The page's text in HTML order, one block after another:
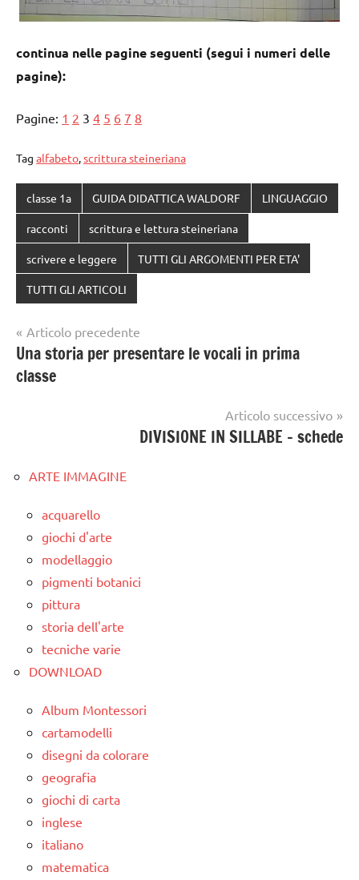
continua nelle pagine seguenti (segui i numeri delle
pagine):
Pagine: 1 2 3 4 5 6 7 8
Tag alfabeto,scrittura steineriana
classe 1a GUIDA DIDATTICA WALDORF LINGUAGGIO
racconti scrittura e lettura steineriana
scrivere e leggere TUTTI GLI ARGOMENTI PER ETA'
TUTTI GLI ARTICOLI
Navigazione
articoli
Articolo precedente
Una storia per presentare le vocali in prima
classe
Articolo successivo
DIVISIONE IN SILLABE – schede
ARTE IMMAGINE
acquarello
giochi d'arte
modellaggio
pigmenti botanici
pittura
storia dell'arte
tecniche varie
DOWNLOAD
Album Montessori
cartamodelli
disegni da colorare
geografia
giochi di carta
inglese
italiano
matematica